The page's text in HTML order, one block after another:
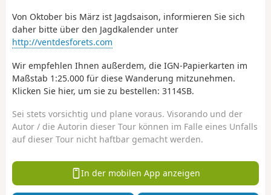
Von Oktober bis März ist Jagdsaison, informieren Sie sich
daher bitte über den Jagdkalender unter
http://ventdesforets.com
Wir empfehlen Ihnen außerdem, die IGN-Papierkarten im
Maßstab 1:25.000 für diese Wanderung mitzunehmen.
Klicken Sie hier, um sie zu bestellen: 3114SB.
Sei stets vorsichtig und plane voraus. Visorando und der
Autor / die Autorin dieser Tour können im Falle eines Unfalls
auf dieser Tour nicht haftbar gemacht werden.
In der mobilen App anzeigen